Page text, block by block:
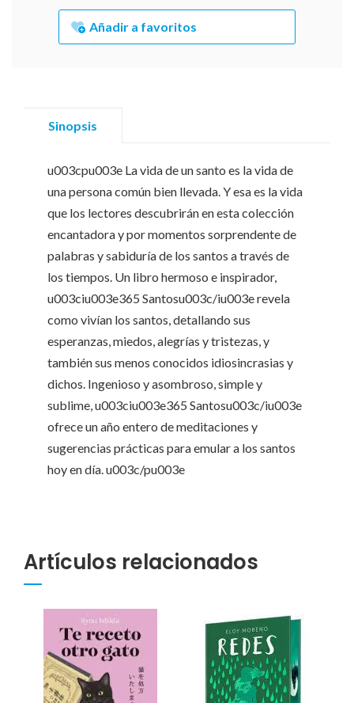
Añadir a favoritos
Sinopsis
u003cpu003e La vida de un santo es la vida de
una persona común bien llevada. Y esa es la vida
que los lectores descubrirán en esta colección
encantadora y por momentos sorprendente de
palabras y sabiduría de los santos a través de
los tiempos. Un libro hermoso e inspirador,
u003ciu003e365 Santosu003c/iu003e revela
como vivían los santos, detallando sus
esperanzas, miedos, alegrías y tristezas, y
también sus menos conocidos idiosincrasias y
dichos. Ingenioso y asombroso, simple y
sublime, u003ciu003e365 Santosu003c/iu003e
ofrece un año entero de meditaciones y
sugerencias prácticas para emular a los santos
hoy en día. u003c/pu003e
Artículos relacionados